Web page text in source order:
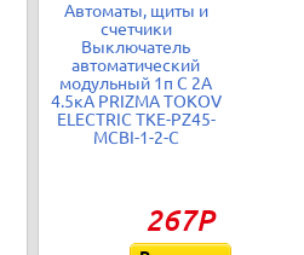
Автоматы, щиты и
счетчики
Выключатель
автоматический
модульный 1п C 2А
4.5кА PRIZMA TOKOV
ELECTRIC TKE-PZ45-
MCBI-1-2-C
267Р